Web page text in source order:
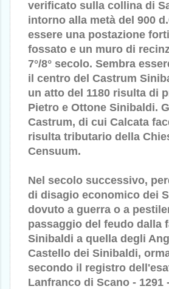
verificato sulla collina di
intorno alla metà del 900
essere una postazione
fossato e un muro di
7°/8° secolo. Sembra
il centro del Castrum
un atto del 1180 risulta di
Pietro e Ottone Sinibaldi.
Castrum, di cui Calcata
risulta tributario della
Censuum.
Nel secolo successivo,
di disagio economico dei
dovuto a guerra o a
passaggio del feudo dalla
Sinibaldi a quella degli
Castello dei Sinibaldi,
secondo il registro
Lanfranco di Scano - 1291